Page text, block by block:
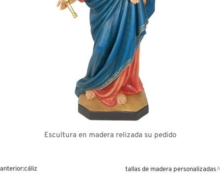
Escultura en madera relizada su pedido
anterior:cáliz
tallas de madera personalizadas